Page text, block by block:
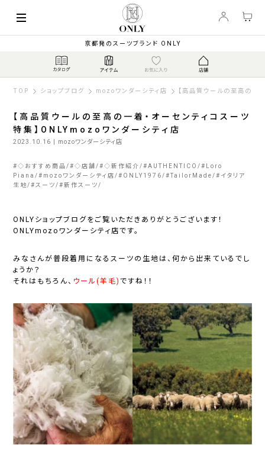
京都発のスーツブランド ONLY
TOP ショップブログ mozoワンダーシティ店 【高品質ウールの至高の一
【高品質ウールの至高の一着・オーセンティコスーツ
特集】ONLYmozoワンダーシティ店
2023.10.16 | mozoワンダーシティ店
#◇おすすめ商品 #◇店舗 #◇新作紹介 #AUTHENTICO #
Loro
Piana # mozoワンダーシティ店 # ONLY1976 #TailorMade # イタリア
生地 # スーツ #新作スーツ
ONLYショップブログをご覧いただきありがとうございます！
ONLYmozoワンダーシティ店です。
みなさんが普段着用になるスーツの生地は、何から出来ているでし
ょうか？
それはもちろん、 ウール(羊毛)ですね！！